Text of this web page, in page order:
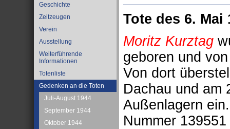
Geschichte
Zeitzeugen
Verein
Ausstellung
Weiterführende
Informationen
Totenliste
Gedenken an die Toten
Juli-August 1944
September 1944
Oktober 1944
Tote des 6. Mai
Moritz Kurztag
geboren und
Von dort
Dachau und am
Außenlagern
Nummer